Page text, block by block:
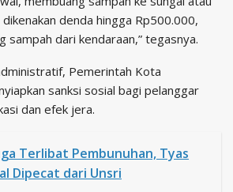
denda hingga Rp500.000,
sampah dari kendaraan,” tegasnya.
Pemerintah Kota
sanksi sosial bagi pelanggar
dan efek jera.
Terlibat Pembunuhan, Tyas
Dipecat dari Unsri